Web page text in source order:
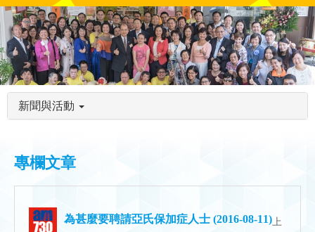
新聞與活動
專欄文章
為甚麼要聘請亞氏保加症人士 (2016-08-11) 上